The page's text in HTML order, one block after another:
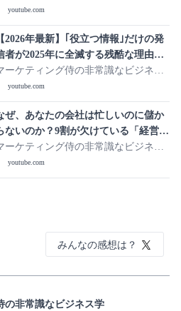
youtube.com
【2026年最新】｢役立つ情報｣だけの発
者が2025年に全滅する残酷な理由。
年の情報発信を先取りします。
ーケティング侍の非常識なビジネス
youtube.com
ぜ、あなたの会社は忙しいのに儲か
ないのか？9割が欠けている「経営計
」の作り方を教えます。
ーケティング侍の非常識なビジネス
youtube.com
みんなの感想は？
の非常識なビジネス学